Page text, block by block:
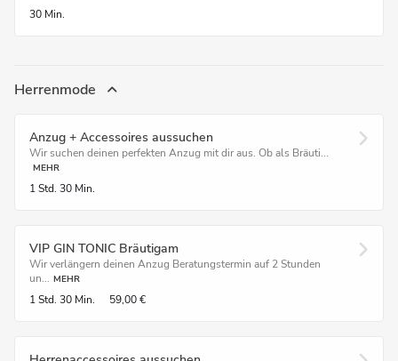
30 Min.
Herrenmode
Anzug + Accessoires aussuchen
Wir suchen deinen perfekten Anzug mit dir aus. Ob als Bräuti...
MEHR
1 Std. 30 Min.
VIP GIN TONIC Bräutigam
Wir verlängern deinen Anzug Beratungstermin auf 2 Stunden
un... MEHR
1 Std. 30 Min. 59,00 €